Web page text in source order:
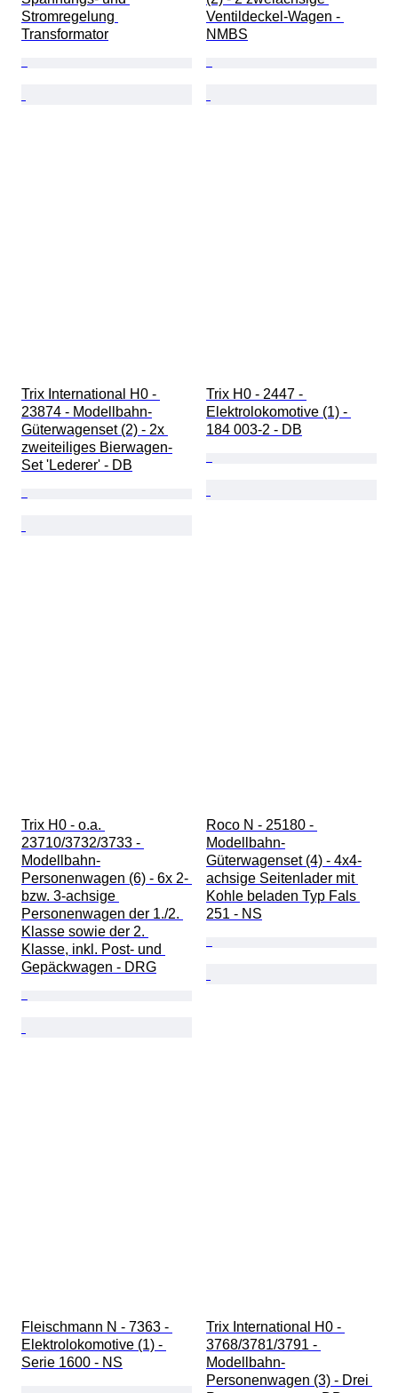
Stromregelung
Transformator
Ventildeckel-Wagen -
NMBS
Trix International H0 -
23874 - Modellbahn-
Güterwagenset (2) - 2x
zweiteiliges Bierwagen-
Set 'Lederer' - DB
Trix H0 - 2447 -
Elektrolokomotive (1) -
184 003-2 - DB
Trix H0 - o.a.
23710/3732/3733 -
Modellbahn-
Personenwagen (6) - 6x 2-
bzw. 3-achsige
Personenwagen der 1./2.
Klasse sowie der 2.
Klasse, inkl. Post- und
Gepäckwagen - DRG
Roco N - 25180 -
Modellbahn-
Güterwagenset (4) - 4x4-
achsige Seitenlader mit
Kohle beladen Typ Fals
251 - NS
Fleischmann N - 7363 -
Elektrolokomotive (1) -
Serie 1600 - NS
Trix International H0 -
3768/3781/3791 -
Modellbahn-
Personenwagen (3) - Drei